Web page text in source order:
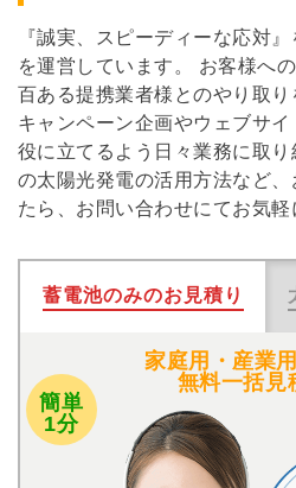
『誠実、スピーディーな応対
を運営しています。 お客様へ
百ある提携業者様とのやり取
キャンペーン企画やウェブサ
役に立てるよう日々業務に取
の太陽光発電の活用方法など
たら、お問い合わせにてお気軽
蓄電池のみのお見積り
家庭用・産業
無料一括見